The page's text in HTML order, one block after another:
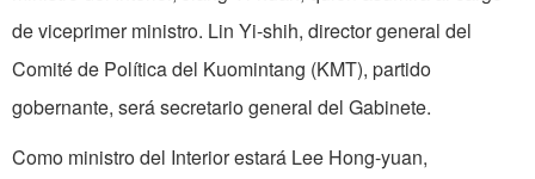
de viceprimer ministro. Lin Yi-shih, director general del
Comité de Política del Kuomintang (KMT), partido
gobernante, será secretario general del Gabinete.
Como ministro del Interior estará Lee Hong-yuan,